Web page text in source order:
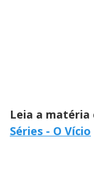
Leia a matéria
Séries - O Vício